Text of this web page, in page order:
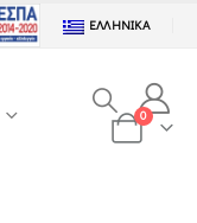
ΕΛΛΗΝΙΚΆ
0